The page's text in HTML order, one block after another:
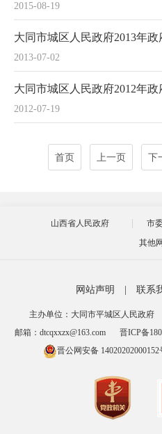
2015-08-19
2013-07-02
大同市城区人民政府2013年
2012-07-19
大同市城区人民政府2012年
首页 上一页 下
山西省人民政府 市
其他
网站声明 联系
主办单位：大同市平城区人民政府
邮箱：dtcqxxzx@163.com
晋ICP备
晋公网安备 14020202000152